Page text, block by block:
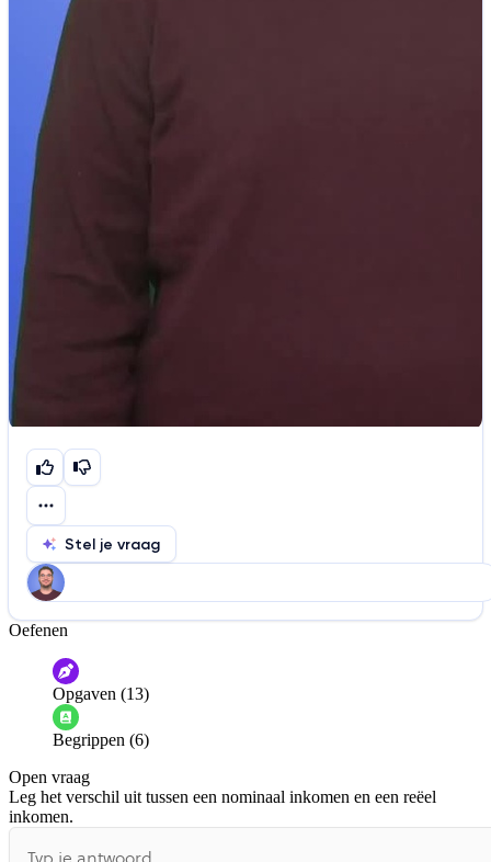
Stel je vraag
Help ons de video te verbeteren
De audio is slecht
Informatie is onjuist
De docent is te langdradig
De uitleg gaat te langzaam
Afspelen werkte niet
Oefenen
Opgaven (13)
Begrippen (6)
Open vraag
Leg het verschil uit tussen een nominaal inkomen en een reëel
inkomen.